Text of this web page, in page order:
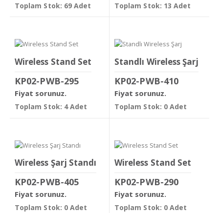
Toplam Stok: 69 Adet Toplam Stok: 13 Adet
Wireless Stand Set
KP02-PWB-295
Fiyat sorunuz.
Toplam Stok: 4 Adet
Standlı Wireless Şarj
KP02-PWB-410
Fiyat sorunuz.
Toplam Stok: 0 Adet
Wireless Şarj Standı
KP02-PWB-405
Fiyat sorunuz.
Toplam Stok: 0 Adet
Wireless Stand Set
KP02-PWB-290
Fiyat sorunuz.
Toplam Stok: 0 Adet